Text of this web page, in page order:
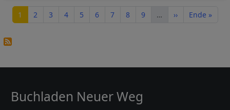
Seite
1 Seite
2 Seite
3 Seite
4 Seite
5 Seite
6 Seite
7 Seite
8 Seite
9 … Nächste Seite
›› Letzte Seite
Ende »
Buchladen Neuer Weg